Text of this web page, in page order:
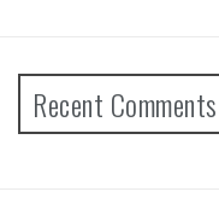
Recent Comments